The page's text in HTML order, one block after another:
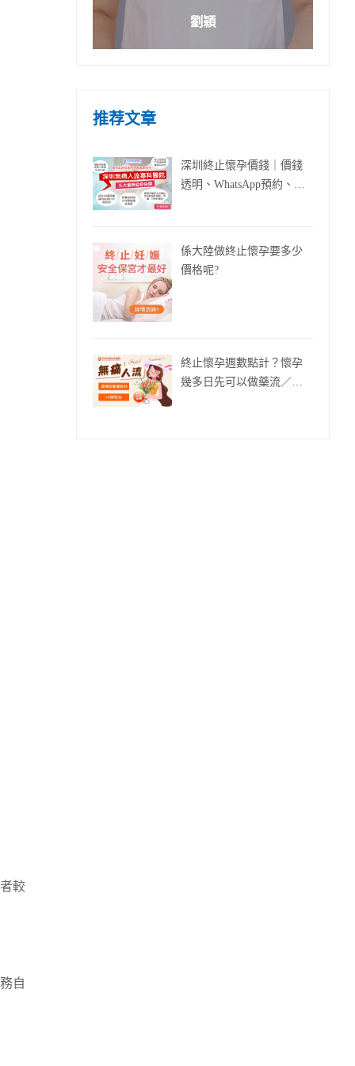
較
自
劉穎
推荐文章
深圳終止懷孕價錢｜價錢
透明、WhatsApp預約、羅
係大陸做終止懷孕要多少
價格呢?
終止懷孕週數點計？懷孕
幾多日先可以做藥流／人